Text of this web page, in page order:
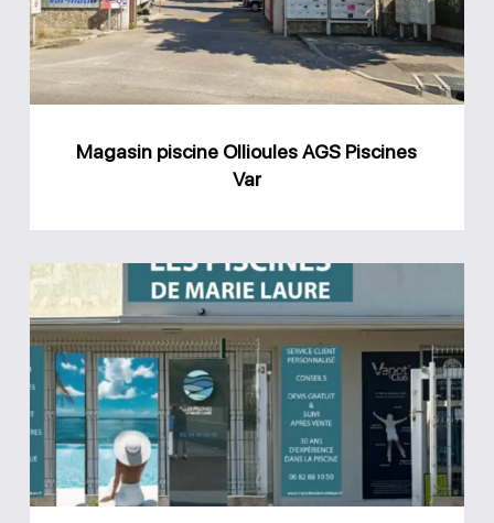
Piscines
Var
Magasin piscine Ollioules AGS Piscines
Var
Magasin
Les
piscines
de
Marie
Laure
Saint-